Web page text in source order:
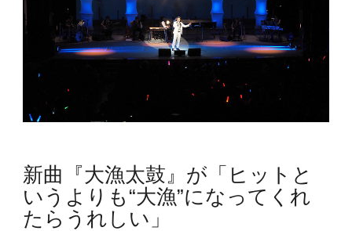
新曲『大漁太鼓』が「ヒットと
いうよりも“大漁”になってくれ
たらうれしい」